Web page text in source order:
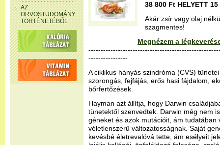
AZ
ORVOSTUDOMÁNY
TÖRTÉNETÉBŐL
38 800 Ft HELYETT
Akár zsír vagy olaj
szagmentes!
Megnézem a
----------------
A ciklikus hányás szindróma (CVS)
szorongás, fejfájás, erős hasi fájdalom,
bőrfertőzések.
Hayman azt állítja, hogy Darwin
tünetektől szenvedtek. Darwin még nem
géneket és azok mutációit, ám tudatában
véletlenszerű változatosságnak. Saját
kevésbé életrevalóvá tette, ám esélyeit